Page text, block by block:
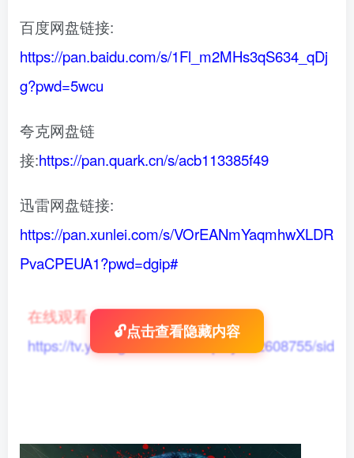
百度网盘链接:
https://pan.baidu.com/s/1Fl_m2MHs3qS634_qDj
g?pwd=5wcu
夸克网盘链
接:https://pan.quark.cn/s/acb113385f49
迅雷网盘链接:
https://pan.xunlei.com/s/VOrEANmYaqmhwXLDR
PvaCPEUA1?pwd=dgip#
在线观看：
https://tv.yikong666.com/vod/play/id/2608755/sid/
🔓点击查看隐藏内容